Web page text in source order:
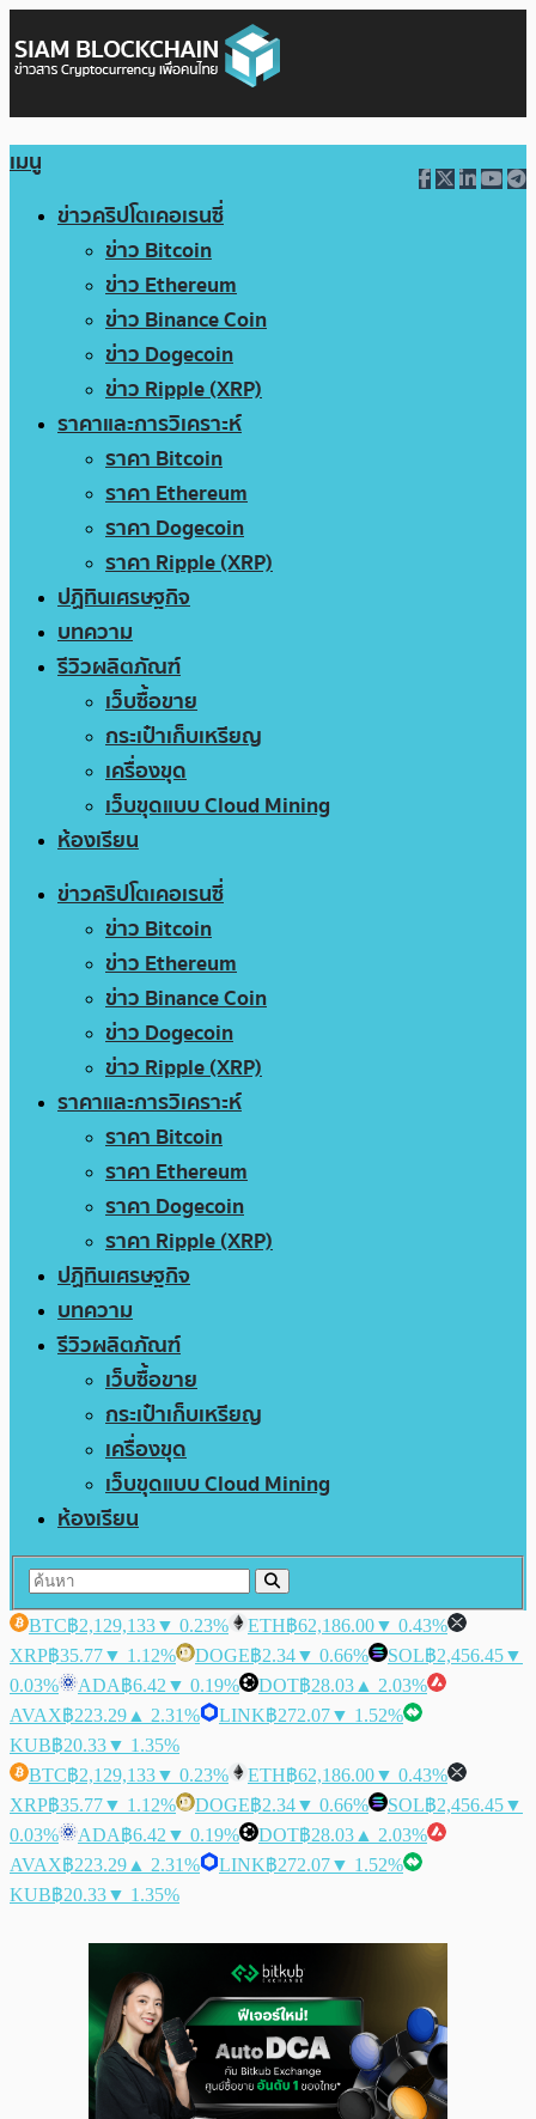
เมนู
ข่าวคริปโตเคอเรนซี่
ข่าว Bitcoin
ข่าว Ethereum
ข่าว Binance Coin
ข่าว Dogecoin
ข่าว Ripple (XRP)
ราคาและการวิเคราะห์
ราคา Bitcoin
ราคา Ethereum
ราคา Dogecoin
ราคา Ripple (XRP)
ปฏิทินเศรษฐกิจ
บทความ
รีวิวผลิตภัณฑ์
เว็บซื้อขาย
กระเป๋าเก็บเหรียญ
เครื่องขุด
เว็บขุดแบบ Cloud Mining
ห้องเรียน
ข่าวคริปโตเคอเรนซี่
ข่าว Bitcoin
ข่าว Ethereum
ข่าว Binance Coin
ข่าว Dogecoin
ข่าว Ripple (XRP)
ราคาและการวิเคราะห์
ราคา Bitcoin
ราคา Ethereum
ราคา Dogecoin
ราคา Ripple (XRP)
ปฏิทินเศรษฐกิจ
บทความ
รีวิวผลิตภัณฑ์
เว็บซื้อขาย
กระเป๋าเก็บเหรียญ
เครื่องขุด
เว็บขุดแบบ Cloud Mining
ห้องเรียน
BTC฿2,129,133▼ 0.23% ETH฿62,186.00▼ 0.43%
XRP฿35.77▼ 1.12% DOGE฿2.34▼ 0.66% SOL฿2,456.45▼
0.03%
ADA฿6.42 ▼ 0.19% DOT฿28.03 ▲ 2.03%
AVAX฿223.29 ▲ 2.31% LINK฿272.07▼ 1.52%
KUB฿20.33▼ 1.35%
BTC฿2,129,133▼ 0.23% ETH฿62,186.00▼ 0.43%
XRP฿35.77▼ 1.12% DOGE฿2.34▼ 0.66% SOL฿2,456.45▼
0.03%
ADA฿6.42 ▼ 0.19% DOT฿28.03 ▲ 2.03%
AVAX฿223.29 ▲ 2.31% LINK฿272.07▼ 1.52%
KUB฿20.33▼ 1.35%